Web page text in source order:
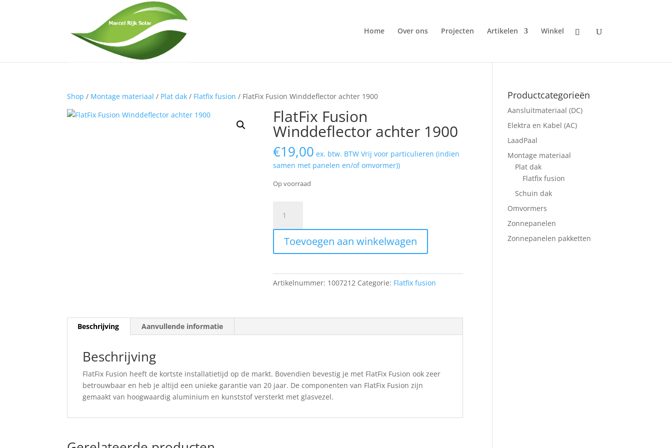
Home Over ons Projecten Artikelen Winkel
Shop / Montage materiaal / Plat dak / Flatfix fusion / FlatFix Fusion Winddeflector achter 1900
FlatFix Fusion
Winddeflector achter 1900
€19,00 ex. btw. BTW Vrij voor particulieren (indien
samen met panelen en/of omvormer))
Op voorraad
Fusion
Winddeflector
achter
1900
Toevoegen aan winkelwagen
Artikelnummer: 1007212 Categorie: Flatfix fusion
Beschrijving Aanvullende informatie
Beschrijving
FlatFix Fusion heeft de kortste installatietijd op de markt. Bovendien bevestig je met FlatFix Fusion ook zeer
betrouwbaar en heb je altijd een unieke garantie van 20 jaar. De componenten van FlatFix Fusion zijn
gemaakt van hoogwaardig aluminium en kunststof versterkt met glasvezel.
Productcategorieën
Aansluitmateriaal (DC)
Elektra en Kabel (AC)
LaadPaal
Montage materiaal
Plat dak
Flatfix fusion
Schuin dak
Omvormers
Zonnepanelen
Zonnepanelen pakketten